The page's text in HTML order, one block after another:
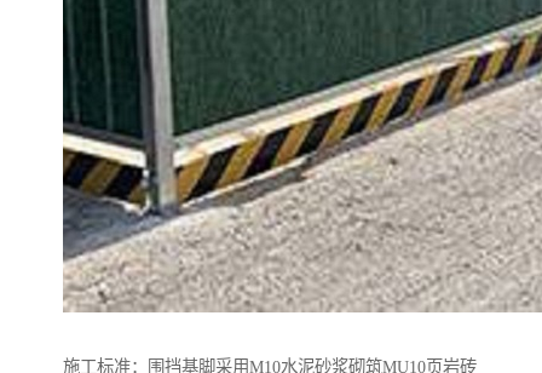
施工标准：围挡基脚采用M10水泥砂浆砌筑MU10页岩砖